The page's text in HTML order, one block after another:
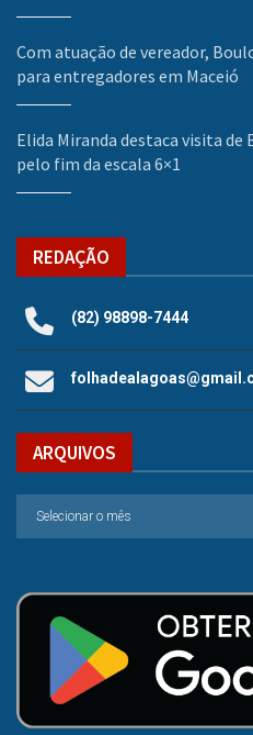
Com atuação de vereador,
para entregadores em Maceió
Elida Miranda destaca visita
pelo fim da escala 6×1
REDAÇÃO
(82) 98898-7444
ARQUIVOS